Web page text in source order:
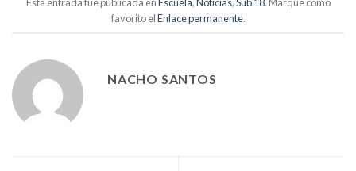
favorito elEnlace permanente.
NACHO SANTOS